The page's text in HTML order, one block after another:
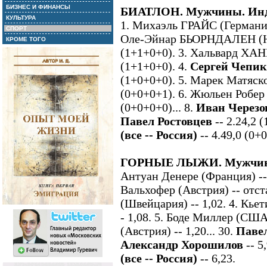
БИЗНЕС И ФИНАНСЫ
КУЛЬТУРА
СПОРТ
КРОМЕ ТОГО
БИАТЛОН. Мужчины.
1. Михаэль ГРАЙС
Оле-Эйнар БЬОРНДАЛЕН
(1+1+0+0). 3. Хальвард
(1+1+0+0). 4. Сергей
(1+0+0+0). 5. Марек
(0+0+0+1). 6. Жюльен
(0+0+0+0)... 8. Иван
Павел Ростовцев -- 2.24,2
(все -- Россия) -- 4.49,0
ГОРНЫЕ ЛЫЖИ.
Антуан Денере (Франция)
Вальхофер (Австрия) --
(Швейцария) -- 1,02. 4.
- 1,08. 5. Боде Миллер
(Австрия) -- 1,20... 30.
Александр Хорошилов --
(все -- Россия) -- 6,23.